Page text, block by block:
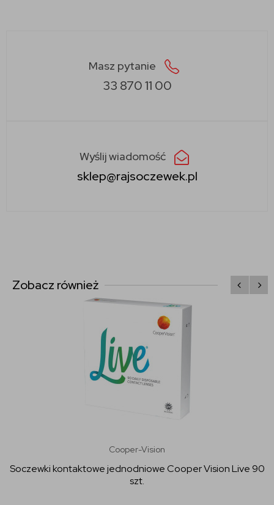
Masz pytanie
33 870 11 00
Wyślij wiadomość
sklep@rajsoczewek.pl
Zobacz również
Cooper-Vision
Soczewki kontaktowe jednodniowe Cooper Vision Live 90
szt.